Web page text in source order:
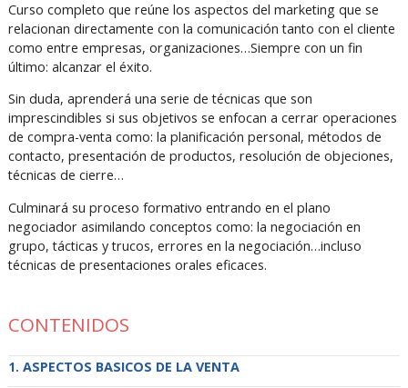
Curso completo que reúne los aspectos del marketing que se
relacionan directamente con la comunicación tanto con el cliente
como entre empresas, organizaciones…Siempre con un fin
último: alcanzar el éxito.
Sin duda, aprenderá una serie de técnicas que son
imprescindibles si sus objetivos se enfocan a cerrar operaciones
de compra-venta como: la planificación personal, métodos de
contacto, presentación de productos, resolución de objeciones,
técnicas de cierre…
Culminará su proceso formativo entrando en el plano
negociador asimilando conceptos como: la negociación en
grupo, tácticas y trucos, errores en la negociación…incluso
técnicas de presentaciones orales eficaces.
CONTENIDOS
ASPECTOS BASICOS DE LA VENTA